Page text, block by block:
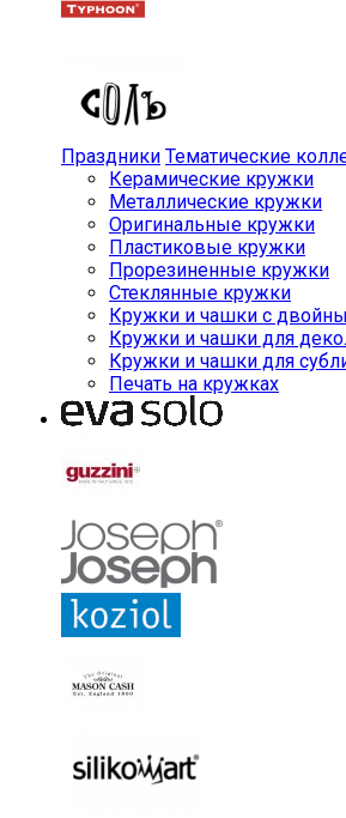
Праздники Тематические
Керамические кружки
Металлические кружки
Оригинальные кружки
Пластиковые кружки
Прорезиненные кружки
Стеклянные кружки
Кружки и чашки с
Кружки и чашки для
Кружки и чашки для
Печать на кружках